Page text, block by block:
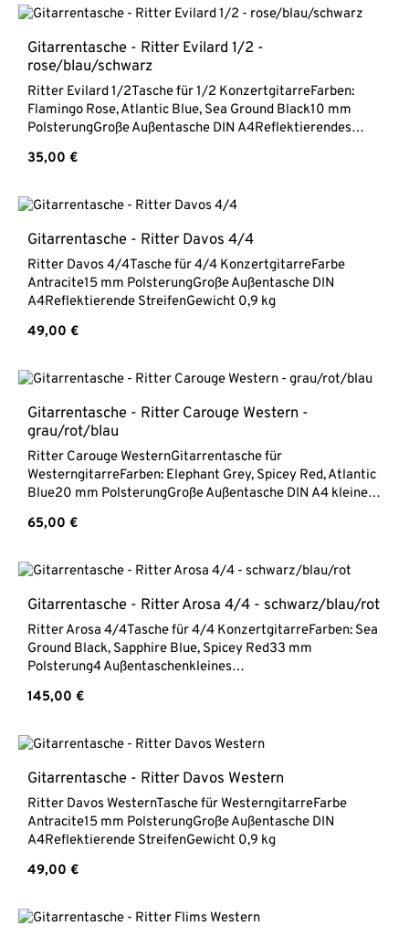
Gitarrentasche - Ritter Evilard 1/2 -
rose/blau/schwarz
Ritter Evilard 1/2Tasche für 1/2 KonzertgitarreFarben:
Flamingo Rose, Atlantic Blue, Sea Ground Black10 mm
PolsterungGroße Außentasche DIN A4Reflektierendes
Regulärer Preis:
35,00 €
Gitarrentasche - Ritter Davos 4/4
Ritter Davos 4/4Tasche für 4/4 KonzertgitarreFarbe
Antracite15 mm PolsterungGroße Außentasche DIN
A4Reflektierende StreifenGewicht 0,9 kg
Regulärer Preis:
49,00 €
Gitarrentasche - Ritter Carouge Western -
grau/rot/blau
Ritter Carouge WesternGitarrentasche für
WesterngitarreFarben: Elephant Grey, Spicey Red, Atlantic
Blue20 mm PolsterungGroße Außentasche DIN A4 kleine
1,5 kg
Regulärer Preis:
65,00 €
Gitarrentasche - Ritter Arosa 4/4 - schwarz/blau/rot
Ritter Arosa 4/4Tasche für 4/4 KonzertgitarreFarben: Sea
Ground Black, Sapphire Blue, Spicey Red33 mm
Polsterung4 Außentaschenkleines
StreifenRegenüberzug inklusiveVerstaubare
Regulärer Preis:
145,00 €
Gitarrentasche - Ritter Davos Western
Ritter Davos WesternTasche für WesterngitarreFarbe
Antracite15 mm PolsterungGroße Außentasche DIN
A4Reflektierende StreifenGewicht 0,9 kg
Regulärer Preis:
49,00 €